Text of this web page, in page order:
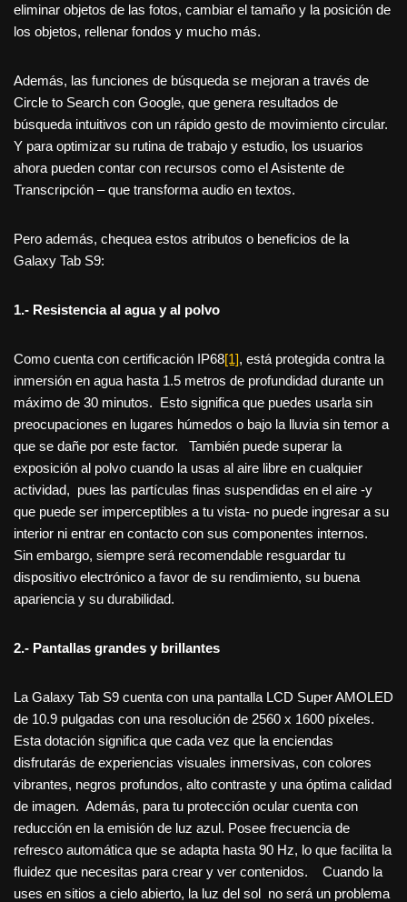
eliminar objetos de las fotos, cambiar el tamaño y la posición de
los objetos, rellenar fondos y mucho más.
Además, las funciones de búsqueda se mejoran a través de
Circle to Search con Google, que genera resultados de
búsqueda intuitivos con un rápido gesto de movimiento circular.
Y para optimizar su rutina de trabajo y estudio, los usuarios
ahora pueden contar con recursos como el Asistente de
Transcripción – que transforma audio en textos.
Pero además, chequea estos atributos o beneficios de la
Galaxy Tab S9:
1.- Resistencia al agua y al polvo
Como cuenta con certificación IP68[1], está protegida contra la
inmersión en agua hasta 1.5 metros de profundidad durante un
máximo de 30 minutos. Esto significa que puedes usarla sin
preocupaciones en lugares húmedos o bajo la lluvia sin temor a
que se dañe por este factor. También puede superar la
exposición al polvo cuando la usas al aire libre en cualquier
actividad, pues las partículas finas suspendidas en el aire -y
que puede ser imperceptibles a tu vista- no puede ingresar a su
interior ni entrar en contacto con sus componentes internos.
Sin embargo, siempre será recomendable resguardar tu
dispositivo electrónico a favor de su rendimiento, su buena
apariencia y su durabilidad.
2.- Pantallas grandes y brillantes
La Galaxy Tab S9 cuenta con una pantalla LCD Super AMOLED
de 10.9 pulgadas con una resolución de 2560 x 1600 píxeles.
Esta dotación significa que cada vez que la enciendas
disfrutarás de experiencias visuales inmersivas, con colores
vibrantes, negros profundos, alto contraste y una óptima calidad
de imagen. Además, para tu protección ocular cuenta con
reducción en la emisión de luz azul. Posee frecuencia de
refresco automática que se adapta hasta 90 Hz, lo que facilita la
fluidez que necesitas para crear y ver contenidos. Cuando la
uses en sitios a cielo abierto, la luz del sol no será un problema